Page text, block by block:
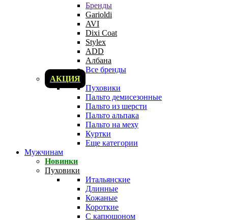
Бренды
Garioldi
AVI
Dixi Coat
Stylex
ADD
Албана
Все бренды
АКЦИЯ
Пуховики
Пальто демисезонные
Пальто из шерсти
Пальто альпака
Пальто на меху
Куртки
Еще категории
Мужчинам
Новинки
Пуховики
Итальянские
Длинные
Кожаные
Короткие
С капюшоном